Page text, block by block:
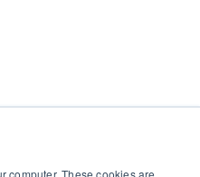
computer. These cookies are